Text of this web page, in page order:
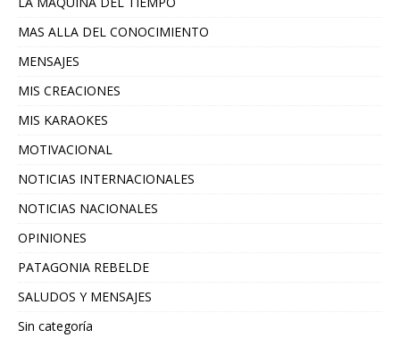
MAS ALLA DEL CONOCIMIENTO
MENSAJES
MIS CREACIONES
MIS KARAOKES
MOTIVACIONAL
NOTICIAS INTERNACIONALES
NOTICIAS NACIONALES
OPINIONES
PATAGONIA REBELDE
SALUDOS Y MENSAJES
Sin categoría